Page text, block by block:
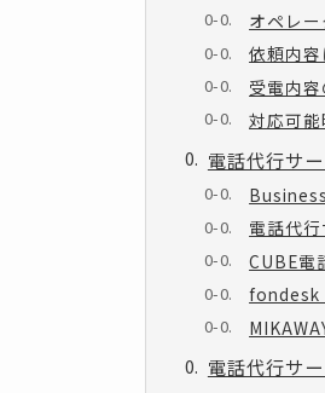
オペレ
依頼内
受電内
対応可
電話代行サ
電話代
CUBE電
fondesk
電話代行サ